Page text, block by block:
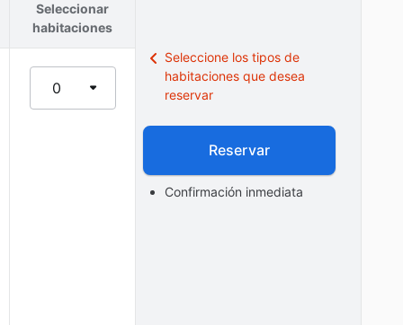
Seleccionar
habitaciones
0
Seleccione los tipos de
habitaciones que desea
reservar
Reservar
Confirmación inmediata